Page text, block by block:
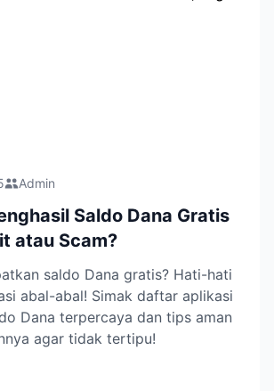
Admin
Saldo Dana Gratis
atau Scam?
saldo Dana gratis? Hati-hati
abal-abal! Simak daftar aplikasi
Dana terpercaya dan tips aman
agar tidak tertipu!